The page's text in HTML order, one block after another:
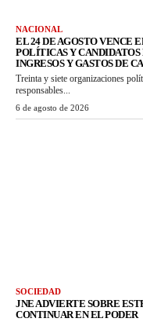
NACIONAL
EL 24 DE AGOSTO VENCE
POLÍTICAS Y
INGRESOS Y GASTOS DE
Treinta y siete organizaciones
responsables...
6 de agosto de 2026
SOCIEDAD
JNE ADVIERTE SOBRE
CONTINUAR EN EL PODER